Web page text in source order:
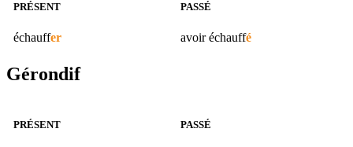
PRÉSENT
échauffer
PASSÉ
avoiréchauffé
Gérondif
PRÉSENT PASSÉ